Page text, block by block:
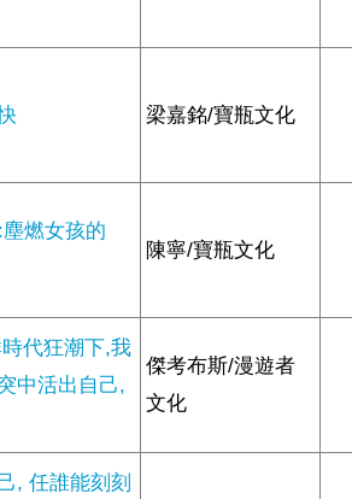
梁嘉銘/寶瓶文化
燃女孩的
陳寧/寶瓶文化
代狂潮下,我
中活出自己,
傑考布斯/漫遊者
文化
, 任誰能刻刻